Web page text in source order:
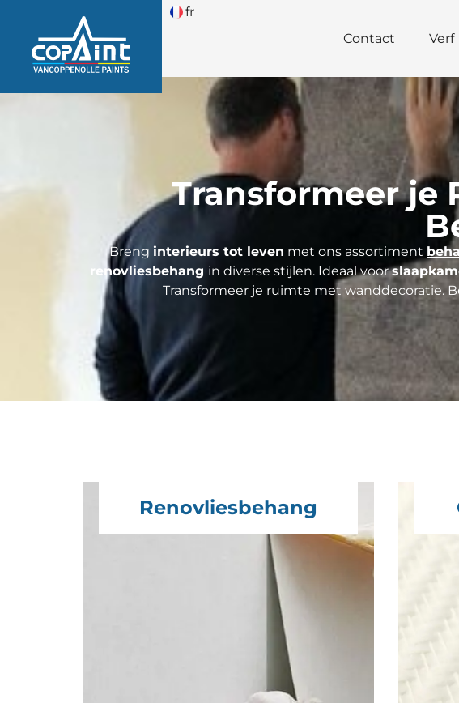
fr
Contact
Verf
Transformeer je
Breng interieurs tot leven met ons assortiment
renovliesbehang in diverse stijlen. Ideaal voor
Transformeer je ruimte met wanddecoratie.
Renovliesbehang